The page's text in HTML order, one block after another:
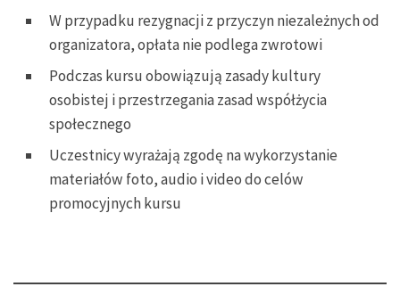
W przypadku rezygnacji z przyczyn niezależnych od
organizatora, opłata nie podlega zwrotowi
Podczas kursu obowiązują zasady kultury
osobistej i przestrzegania zasad współżycia
społecznego
Uczestnicy wyrażają zgodę na wykorzystanie
materiałów foto, audio i video do celów
promocyjnych kursu